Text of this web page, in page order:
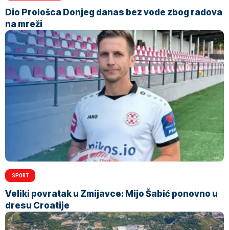
Dio Prološca Donjeg danas bez vode zbog radova
na mreži
SPORT
Veliki povratak u Zmijavce: Mijo Šabić ponovno u
dresu Croatije